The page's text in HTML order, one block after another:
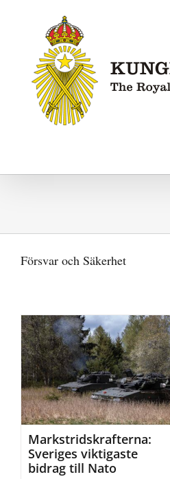
innehållet
Försvar och Säkerhet
Markstridskrafterna:
Sveriges viktigaste
bidrag till Nato